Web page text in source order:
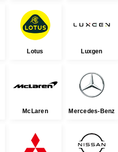
Lotus Luxgen
McLaren Mercedes-Benz